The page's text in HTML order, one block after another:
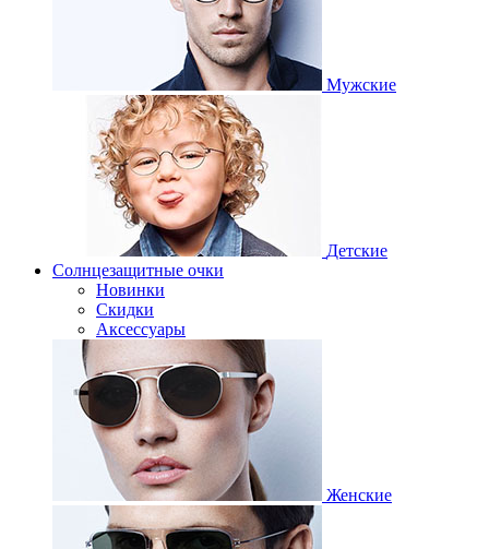
Мужские
Детские
Солнцезащитные очки
Новинки
Скидки
Аксессуары
Женские